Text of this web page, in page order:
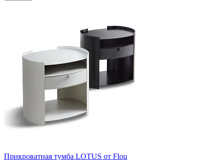
Прикроватная тумба LOTUS от Flou